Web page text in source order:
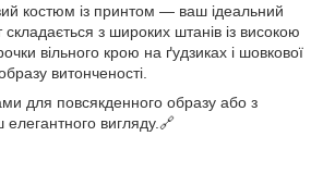
костюм із принтом — ваш ідеальний
з широких штанів із високою
вільного крою на ґудзиках і шовкової
витонченості.
для повсякденного образу або з
вигляду.🔗